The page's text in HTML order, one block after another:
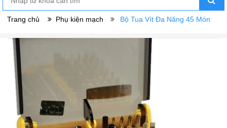
Trang chủ Phụ kiện mạch Bộ Tua Vít Đa Năng 45 Món